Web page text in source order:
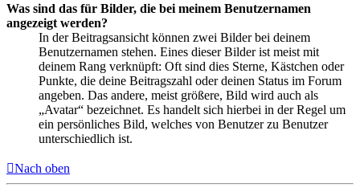
Was sind das für Bilder, die bei meinem Benutzernamen
angezeigt werden?
In der Beitragsansicht können zwei Bilder bei deinem
Benutzernamen stehen. Eines dieser Bilder ist meist mit
deinem Rang verknüpft: Oft sind dies Sterne, Kästchen oder
Punkte, die deine Beitragszahl oder deinen Status im Forum
angeben. Das andere, meist größere, Bild wird auch als
„Avatar“ bezeichnet. Es handelt sich hierbei in der Regel um
ein persönliches Bild, welches von Benutzer zu Benutzer
unterschiedlich ist.
Nach oben